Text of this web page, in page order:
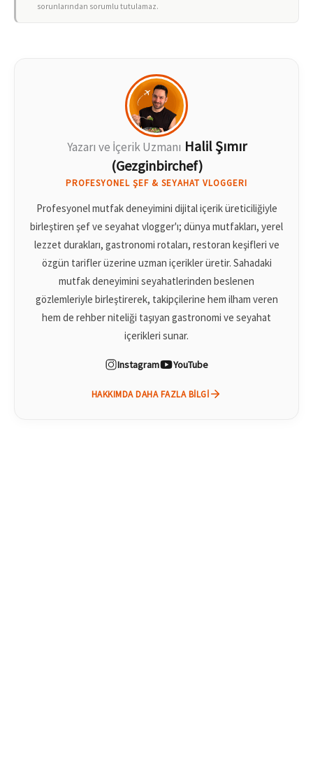
sorunlarından sorumlu tutulamaz.
Yazarı ve İçerik Uzmanı Halil Şımır
(Gezginbirchef)
PROFESYONEL ŞEF & SEYAHAT VLOGGERI
Profesyonel mutfak deneyimini dijital içerik üreticiliğiyle
birleştiren şef ve seyahat vlogger'ı; dünya mutfakları, yerel
lezzet durakları, gastronomi rotaları, restoran keşifleri ve
özgün tarifler üzerine uzman içerikler üretir. Sahadaki
mutfak deneyimini seyahatlerinden beslenen
gözlemleriyle birleştirerek, takipçilerine hem ilham veren
hem de rehber niteliği taşıyan gastronomi ve seyahat
içerikleri sunar.
Instagram YouTube
HAKKIMDA DAHA FAZLA BILGI